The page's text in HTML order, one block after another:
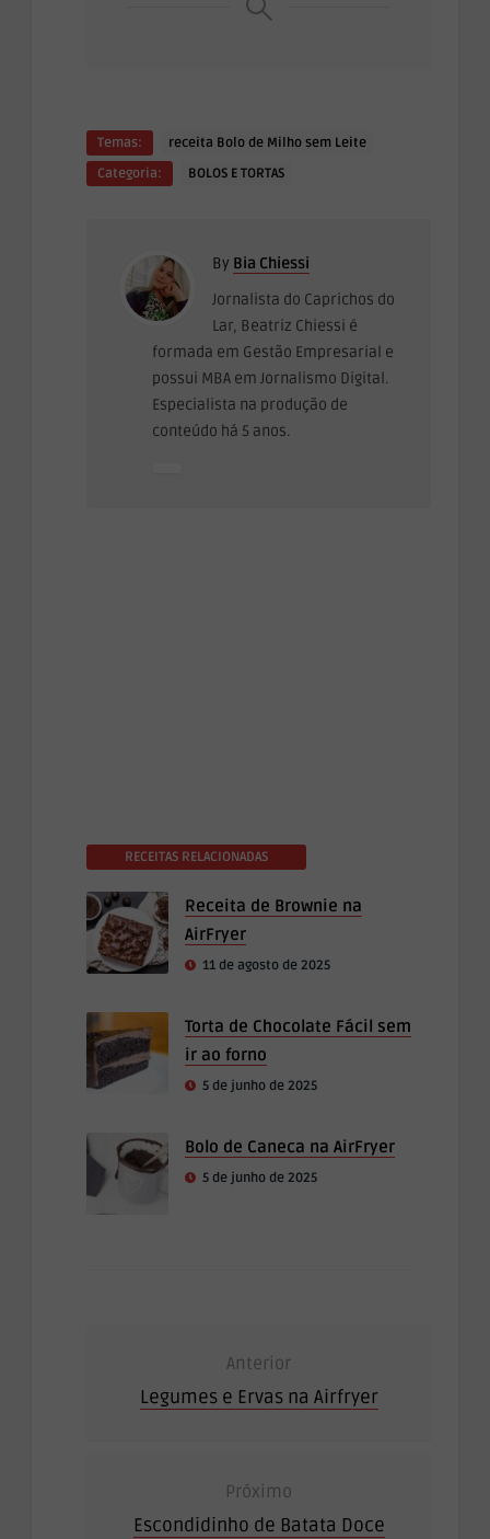
Temas:
receita Bolo de Milho sem Leite
Categoria:
BOLOS E TORTAS
By Bia Chiessi
Jornalista do Caprichos do
Lar, Beatriz Chiessi é
formada em Gestão Empresarial e
possui MBA em Jornalismo Digital.
Especialista na produção de
conteúdo há 5 anos.
RECEITAS RELACIONADAS
Receita de Brownie na
AirFryer
11 de agosto de 2025
Torta de Chocolate Fácil sem
ir ao forno
5 de junho de 2025
Bolo de Caneca na AirFryer
5 de junho de 2025
Anterior
Legumes e Ervas na Airfryer
Próximo
Escondidinho de Batata Doce